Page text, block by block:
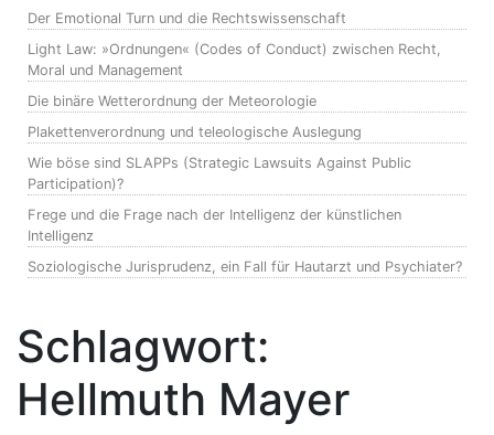
Der Emotional Turn und die Rechtswissenschaft
Light Law: »Ordnungen« (Codes of Conduct) zwischen Recht,
Moral und Management
Die binäre Wetterordnung der Meteorologie
Plakettenverordnung und teleologische Auslegung
Wie böse sind SLAPPs (Strategic Lawsuits Against Public
Participation)?
Frege und die Frage nach der Intelligenz der künstlichen
Intelligenz
Soziologische Jurisprudenz, ein Fall für Hautarzt und Psychiater?
Schlagwort:
Hellmuth Mayer